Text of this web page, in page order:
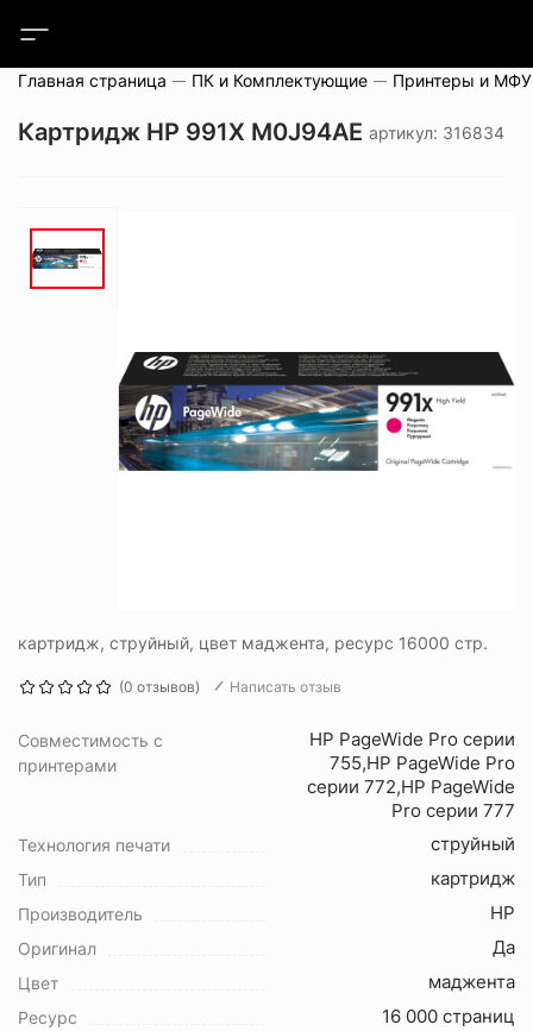
Главная страница ПК и Комплектующие Принтеры и МФУ
Картридж HP 991X M0J94AE артикул: 316834
картридж, струйный, цвет маджента, ресурс 16000 стр.
(0 отзывов) Написать отзыв
Совместимость с
принтерами
HP PageWide Pro серии
755,HP PageWide Pro
серии 772,HP PageWide
Pro серии 777
Технология печати струйный
Тип картридж
Производитель HP
Оригинал Да
Цвет маджента
Ресурс 16 000 страниц